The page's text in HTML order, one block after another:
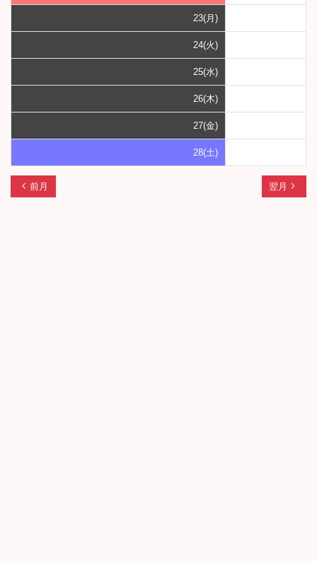
23(月)
24(火)
25(水)
26(木)
27(金)
28(土)
chevron_left 前月 翌月 navigate_next